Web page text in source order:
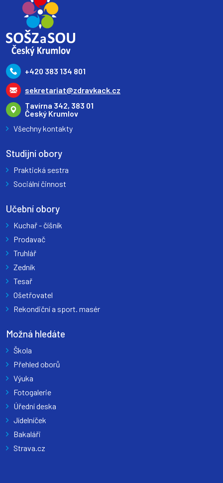
+420 383 134 801
sekretariat@zdravkack.cz
Tavírna 342, 383 01
Český Krumlov
Všechny kontakty
Studijní obory
Praktická sestra
Sociální činnost
Učební obory
Kuchař - číšník
Prodavač
Truhlář
Zedník
Tesař
Ošetřovatel
Rekondiční a sport. masér
Možná hledáte
Škola
Přehled oborů
Výuka
Fotogalerie
Úřední deska
Jídelníček
Bakaláři
Strava.cz